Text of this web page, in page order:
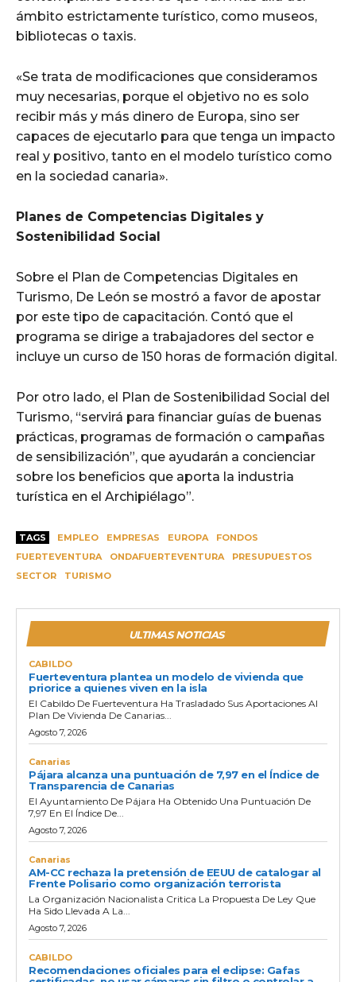
ámbito estrictamente turístico, como museos,
bibliotecas o taxis.
«Se trata de modificaciones que consideramos
muy necesarias, porque el objetivo no es solo
recibir más y más dinero de Europa, sino ser
capaces de ejecutarlo para que tenga un impacto
real y positivo, tanto en el modelo turístico como
en la sociedad canaria».
Planes de Competencias Digitales y
Sostenibilidad Social
Sobre el Plan de Competencias Digitales en
Turismo, De León se mostró a favor de apostar
por este tipo de capacitación. Contó que el
programa se dirige a trabajadores del sector e
incluye un curso de 150 horas de formación digital.
Por otro lado, el Plan de Sostenibilidad Social del
Turismo, “servirá para financiar guías de buenas
prácticas, programas de formación o campañas
de sensibilización”, que ayudarán a concienciar
sobre los beneficios que aporta la industria
turística en el Archipiélago”.
TAGS EMPLEO EMPRESAS EUROPA
FONDOS
FUERTEVENTURA
ONDAFUERTEVENTURA
PRESUPUESTOS
SECTOR
TURISMO
ULTIMAS NOTICIAS
CABILDO
Fuerteventura plantea un modelo de vivienda que
priorice a quienes viven en la isla
El Cabildo De Fuerteventura Ha Trasladado Sus Aportaciones Al
Plan De Vivienda De Canarias...
Agosto 7, 2026
Canarias
Pájara alcanza una puntuación de 7,97 en el Índice de
Transparencia de Canarias
El Ayuntamiento De Pájara Ha Obtenido Una Puntuación De
7,97 En El Índice De...
Agosto 7, 2026
Canarias
AM-CC rechaza la pretensión de EEUU de catalogar al
Frente Polisario como organización terrorista
La Organización Nacionalista Critica La Propuesta De Ley Que
Ha Sido Llevada A La...
Agosto 7, 2026
CABILDO
Recomendaciones oficiales para el eclipse: Gafas